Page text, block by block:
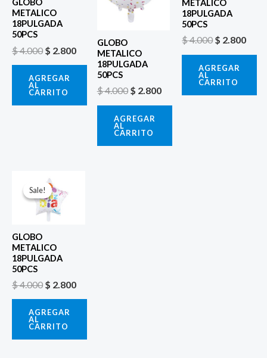
GLOBO
METALICO
18PULGADA
50PCS
$4.000 $ 2.800
AGREGAR
AL
CARRITO
GLOBO
METALICO
18PULGADA
50PCS
$4.000 $ 2.800
AGREGAR
AL
CARRITO
METALICO
18PULGADA
50PCS
$4.000$ 2.800
AGREGAR
AL
CARRITO
Sale!
Sale!
GLOBO
METALICO
18PULGADA
50PCS
$4.000
El
precio
original
era:
$ 4.000.
$ 2.800
AGREGAR
AL
CARRITO